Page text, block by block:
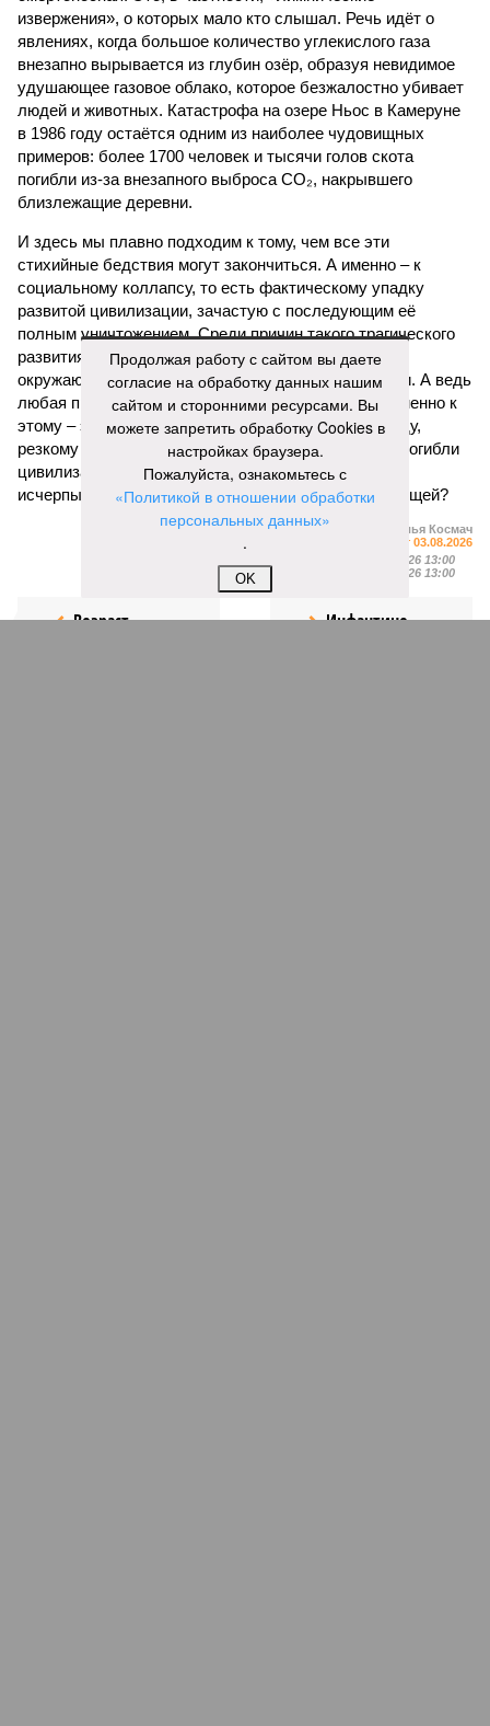
извержения», о которых мало кто слышал. Речь идёт о
явлениях, когда большое количество углекислого газа
внезапно вырывается из глубин озёр, образуя невидимое
удушающее газовое облако, которое безжалостно убивает
людей и животных. Катастрофа на озере Ньос в Камеруне
в 1986 году остаётся одним из наиболее чудовищных
примеров: более 1700 человек и тысячи голов скота
погибли из-за внезапного выброса CO₂, накрывшего
близлежащие деревни.
И здесь мы плавно подходим к тому, чем все эти
стихийные бедствия могут закончиться. А именно – к
социальному коллапсу, то есть фактическому упадку
развитой цивилизации, зачастую с последующим её
полным уничтожением. Среди причин такого трагического
развития событий учёные называют деградацию
окружающей среды, истощение ресурсов и болезни. А ведь
любая природная катастрофа непременно ведёт именно к
этому – экономическому кризису, эпидемиям, голоду,
резкому сокращению численности населения. Так погибли
цивилизации шумеров, майя, кхмеров – список не
исчерпывающий. Какая цивилизация будет следующей?
Илья Космач
«Наша версия» №29 от 03.08.2026
05.08.2026 13:00
Отредактировано:
05.08.2026 13:00
Возраст Инфантино
Продолжая работу с сайтом вы даете
согласие на обработку данных нашим
сайтом и сторонними ресурсами. Вы
можете запретить обработку Cookies в
настройках браузера.
Пожалуйста, ознакомьтесь с
«Политикой в отношении обработки
персональных данных»
.
OK